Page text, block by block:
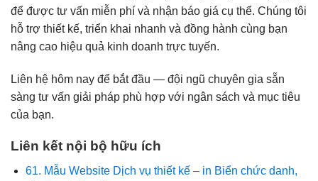
để được tư vấn miễn phí và nhận báo giá cụ thể. Chúng tôi
hỗ trợ thiết kế, triển khai nhanh và đồng hành cùng bạn
nâng cao hiệu quả kinh doanh trực tuyến.
Liên hệ hôm nay để bắt đầu — đội ngũ chuyên gia sẵn
sàng tư vấn giải pháp phù hợp với ngân sách và mục tiêu
của bạn.
Liên kết nội bộ hữu ích
61. Mẫu Website Dịch vụ thiết kế – in Biển chức danh,